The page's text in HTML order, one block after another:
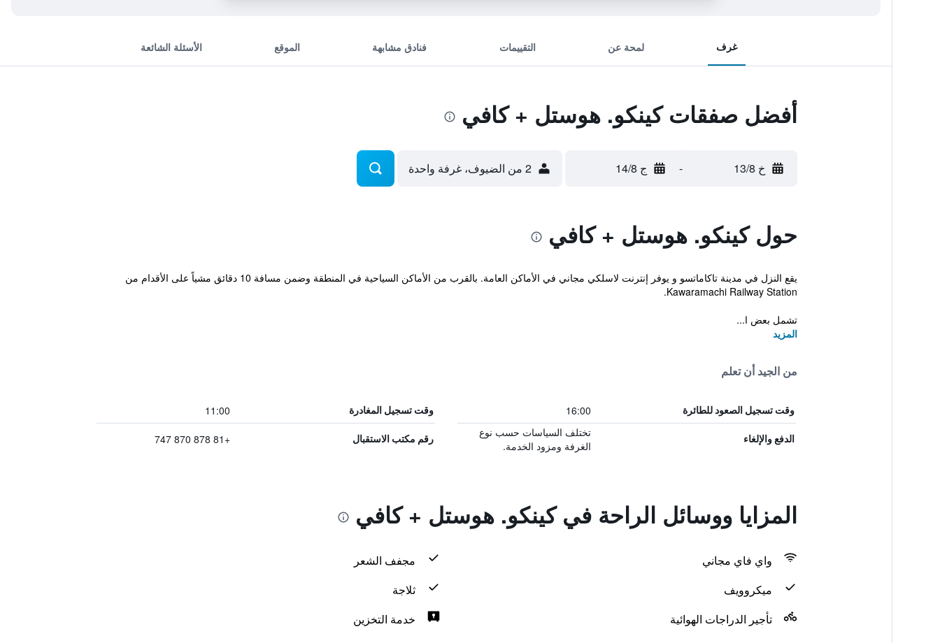
غرف لمحة عن التقييمات فنادق مشابهة الموقع الأسئلة الشائعة
أفضل صفقات كينكو. هوستل + كافي
خ 13/8 - ج 14/8 2 من الضيوف، غرفة واحدة
حول كينكو. هوستل + كافي
يقع النزل في مدينة تاكاماتسو و يوفر إنترنت لاسلكي مجاني في الأماكن العامة. بالقرب من الأماكن السياحية في المنطقة وضمن مسافة 10 دقائق مشياً على الأقدام من
Kawaramachi Railway Station.
تشمل بعض ا...
المزيد
من الجيد أن تعلم
وقت تسجيل الصعود للطائرة 16:00 وقت تسجيل المغادرة 11:00
الدفع والإلغاء
تختلف السياسات حسب نوع
الغرفة ومزود الخدمة.
رقم مكتب الاستقبال +81 878 870 747
المزايا ووسائل الراحة في كينكو. هوستل + كافي
واي فاي مجاني
مجفف الشعر
ميكروويف
ثلاجة
تأجير الدراجات الهوائية
خدمة التخزين